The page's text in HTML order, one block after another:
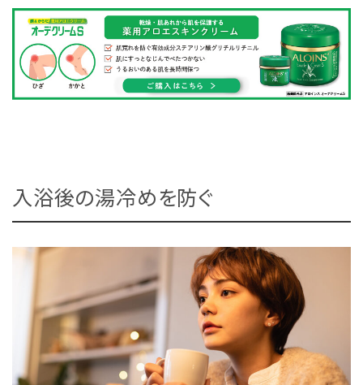
入浴後の湯冷めを防ぐ